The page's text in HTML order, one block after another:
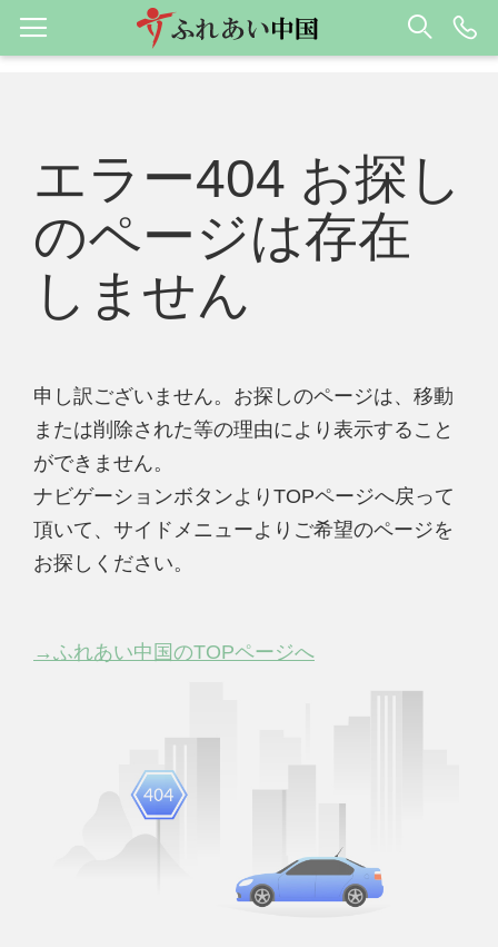
エラー404 お探し
のページは存在
しません
申し訳ございません。お探しのページは、移動
または削除された等の理由により表示すること
ができません。
ナビゲーションボタンよりTOPページへ戻って
頂いて、サイドメニューよりご希望のページを
お探しください。
→ふれあい中国のTOPページへ